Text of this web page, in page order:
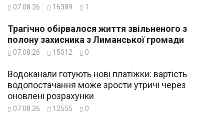
07.08.26 16389 1
Трагічно обірвалося життя звільненого з
полону захисника з Лиманської громади
07.08.26 15012 0
Водоканали готують нові платіжки: вартість
водопостачання може зрости утричі через
оновлені розрахунки
07.08.26 12555 0